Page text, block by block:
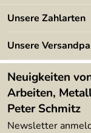
Newsletter
Lieferbedingungen
Angebote
4,9/5
Unsere Zahlarten
Unsere
Neuigkeiten
Arbeiten,
Peter Schmitz
Newsletter